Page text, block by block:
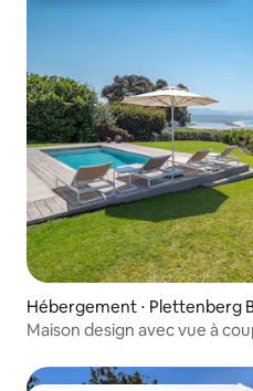
Hébergement ⋅ Plettenberg
Maison design avec vue à